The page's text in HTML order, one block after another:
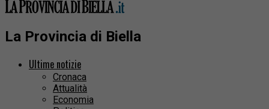
La Provincia di Biella
Ultime notizie
Cronaca
Attualità
Economia